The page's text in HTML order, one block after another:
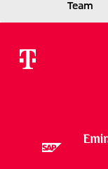
FCB
Team